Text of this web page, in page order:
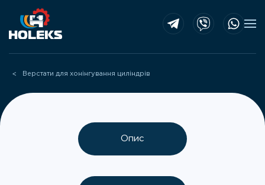
Skip to main content
Верстати для хонінгування циліндрів
Опис